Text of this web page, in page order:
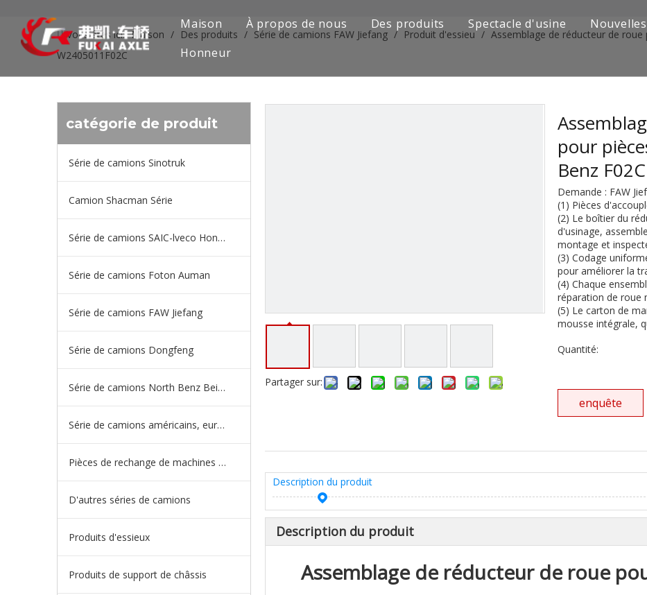
Maison À propos de nous Des produits
Série de camions SAIC-lveco Hongyan
Série de camions européens et japonais
Pièces de rechange de machines d'ingénierie de
Spectacle d'usine Nouvelles
Honneur
Vous êtes ici: Maison / Des produits / Série de camions FAW Jiefang / Produit d'essieu / Assemblage de réducteur de roue
W2405011F02C
catégorie de produit
Série de camions Sinotruk
Camion Shacman Série
Série de camions SAIC-lveco Hongyan
Série de camions Foton Auman
Série de camions FAW Jiefang
Série de camions Dongfeng
Série de camions North Benz Beiben
Série de camions américains, européens et japonais
Pièces de rechange de machines d'ingénierie de camion minier
D'autres séries de camions
Produits d'essieux
Produits de support de châssis
Partager sur:
pour
Benz
Demande : FAW
(1) Pièces
(2) Le boîtier du
d'usinage,
montage et
(3) Codage
pour améliorer la
(4) Chaque
réparation de roue
(5) Le carton de
mousse intégrale,
Quantité:
enquête
Description du produit
Description du produit
Assemblage de réducteur de roue